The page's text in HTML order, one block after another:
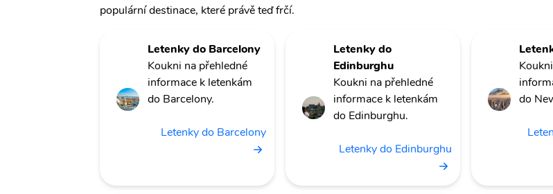
populární destinace, které právě teď frčí.
Letenky do Barcelony
Koukni na přehledné
informace k letenkám
do Barcelony.
Letenky do Barcelony
Letenky do
Edinburghu
Koukni na přehledné
informace k letenkám
do Edinburghu.
Letenky do Edinburghu
do